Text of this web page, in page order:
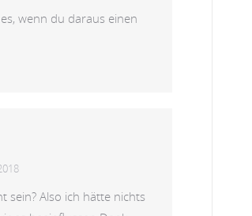
wenn du daraus einen
sein? Also ich hätte nichts